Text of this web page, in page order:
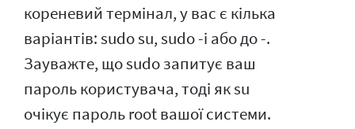
кореневий термінал, у вас є кілька
варіантів: sudo su, sudo -i або до -.
Зауважте, що sudo запитує ваш
пароль користувача, тоді як su
очікує пароль root вашої системи.